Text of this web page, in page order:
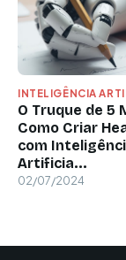
INTELIGÊNCIA
O Truque de 5
Como Criar
com
Artificia...
02/07/2024